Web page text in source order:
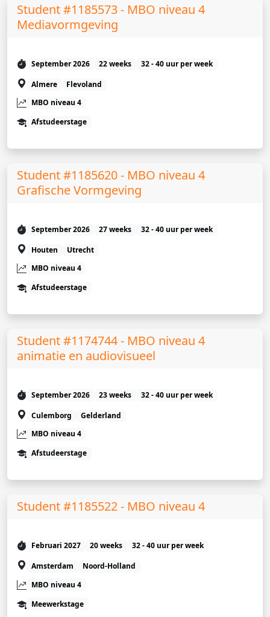
Student #1185573 - MBO niveau 4
Mediavormgeving
September 2026 22 weeks
32 - 40 uur per week
Almere
Flevoland
MBO niveau 4
Afstudeerstage
Student #1185620 - MBO niveau 4
Grafische Vormgeving
September 2026 27 weeks
32 - 40 uur per week
Houten
Utrecht
MBO niveau 4
Afstudeerstage
Student #1174744 - MBO niveau 4
animatie en audiovisueel
September 2026 23 weeks
32 - 40 uur per week
Culemborg
Gelderland
MBO niveau 4
Afstudeerstage
Student #1185522 - MBO niveau 4
Februari 2027 20 weeks
32 - 40 uur per week
Amsterdam
Noord-Holland
MBO niveau 4
Meewerkstage